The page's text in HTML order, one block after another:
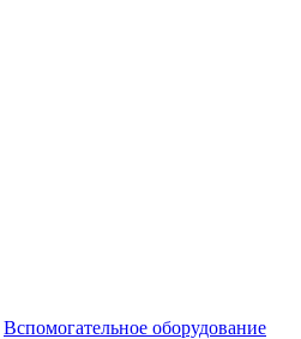
Вспомогательное оборудование